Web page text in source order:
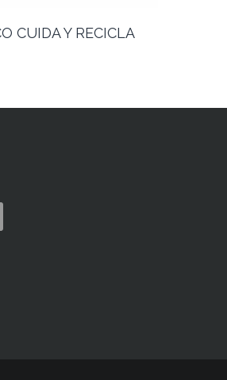
CUIDA Y RECICLA